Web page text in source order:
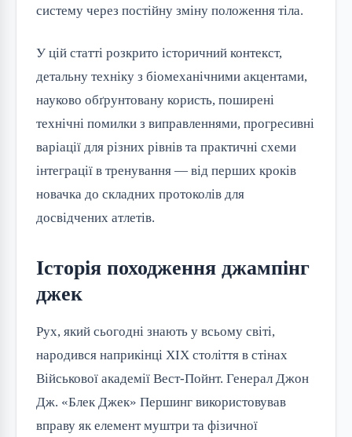
систему через постійну зміну положення тіла.
У цій статті розкрито історичний контекст,
детальну техніку з біомеханічними акцентами,
науково обґрунтовану користь, поширені
технічні помилки з виправленнями, прогресивні
варіації для різних рівнів та практичні схеми
інтеграції в тренування — від перших кроків
новачка до складних протоколів для
досвідчених атлетів.
Історія походження джампінг
джек
Рух, який сьогодні знають у всьому світі,
народився наприкінці XIX століття в стінах
Військової академії Вест-Пойнт. Генерал Джон
Дж. «Блек Джек» Першинг використовував
вправу як елемент муштри та фізичної